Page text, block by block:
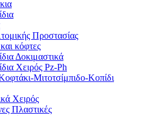
Προστασίας
κόφτες
Δοκιμαστικά
Χειρός Pz-Ph
Μιτοτσίμπιδο-Κοπίδι
Χειρός
Πλαστικές